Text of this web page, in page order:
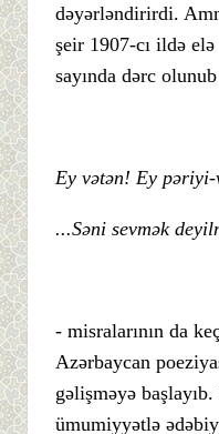
dəyərləndirirdi.
şeir 1907-cı ildə
sayında dərc
Ey vətən! Ey pəriyi-
...Səni sevmək
- misralarının da
Azərbaycan
gəlişməyə
ümumiyyətlə